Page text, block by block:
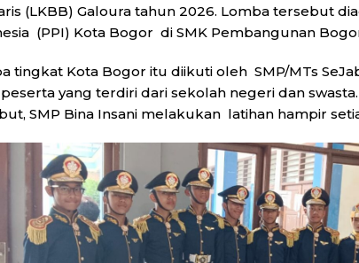
(LKBB) Galoura tahun 2026. Lomba tersebut
(PPI) Kota Bogor di SMK Pembangunan
tingkat Kota Bogor itu diikuti oleh SMP/MTs
yang terdiri dari sekolah negeri dan
SMP Bina Insani melakukan latihan hampir